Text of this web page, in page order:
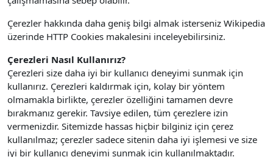
Çerezler hakkında daha geniş bilgi almak isterseniz Wikipedia
üzerinde HTTP Cookies makalesini inceleyebilirsiniz.
Çerezleri Nasıl Kullanırız?
Çerezleri size daha iyi bir kullanıcı deneyimi sunmak için
kullanırız. Çerezleri kaldırmak için, kolay bir yöntem
olmamakla birlikte, çerezler özelliğini tamamen devre
bırakmanız gerekir. Tavsiye edilen, tüm çerezlere izin
vermenizdir. Sitemizde hassas hiçbir bilginiz için çerez
kullanılmaz; çerezler sadece sitenin daha iyi işlemesi ve size
iyi bir kullanıcı deneyimi sunmak için kullanılmaktadır.